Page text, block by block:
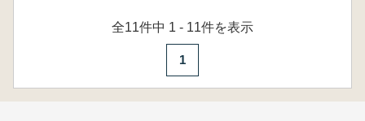
全11件中 1 - 11件を表示
1